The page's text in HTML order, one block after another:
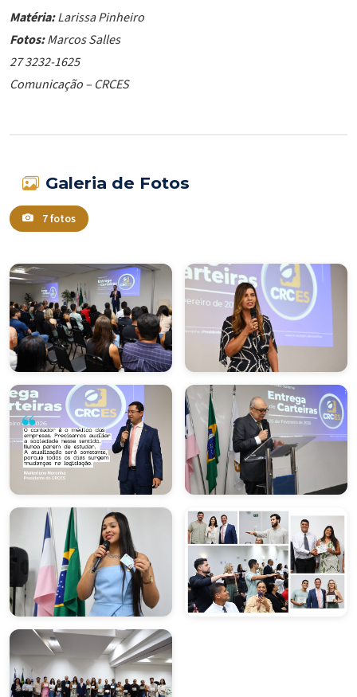
Matéria:Larissa Pinheiro
Fotos:Marcos Salles
27 3232-1625
Comunicação – CRCES
Galeria de Fotos
7 fotos